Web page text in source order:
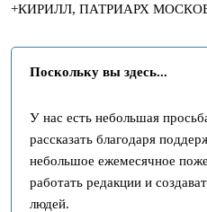
+КИРИЛЛ, ПАТРИАРХ
Поскольку вы здесь...
У нас есть небольшая
рассказать благодаря
небольшое ежемесячное
работать редакции и
людей.